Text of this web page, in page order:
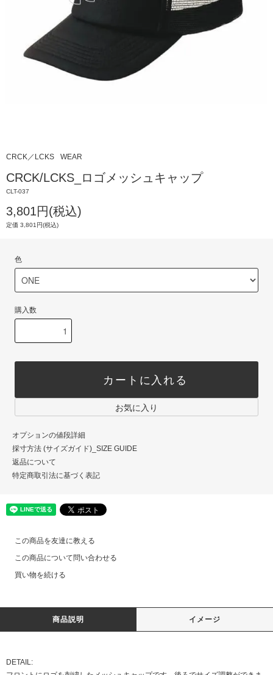
CRCK／LCKS WEAR
CRCK/LCKS_ロゴメッシュキャップ
CLT-037
3,801円(税込)
定価 3,801円(税込)
色
購入数
カートに入れる
お気に入り
オプションの値段詳細
採寸方法 (サイズガイド)_SIZE GUIDE
返品について
特定商取引法に基づく表記
この商品を友達に教える
この商品について問い合わせる
買い物を続ける
商品説明 イメージ
DETAIL: